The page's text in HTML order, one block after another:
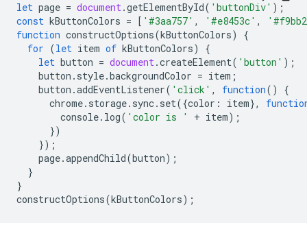
let page = document.getElementById( 'buttonDiv' );
const kButtonColors = [ '#3aa757' , '#e8453c' ,
function constructOptions(kButtonColors)
{
for (let item of kButtonColors)
{
let button = document.createElement( 'button' );
button . style.backgroundColor = item ;
button .addEventListener( 'click' , function()
{
chrome. storage. sync. set({color : item},
console. log( 'color is ' + item);
})
});
page.appendChild(button);
}
}
constructOptions(kButtonColors);